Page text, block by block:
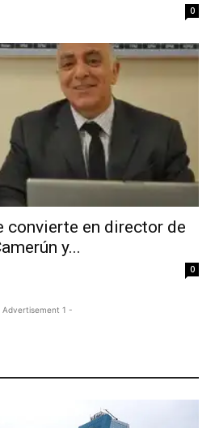
0
convierte en director de
y...
0
Advertisement 1 -